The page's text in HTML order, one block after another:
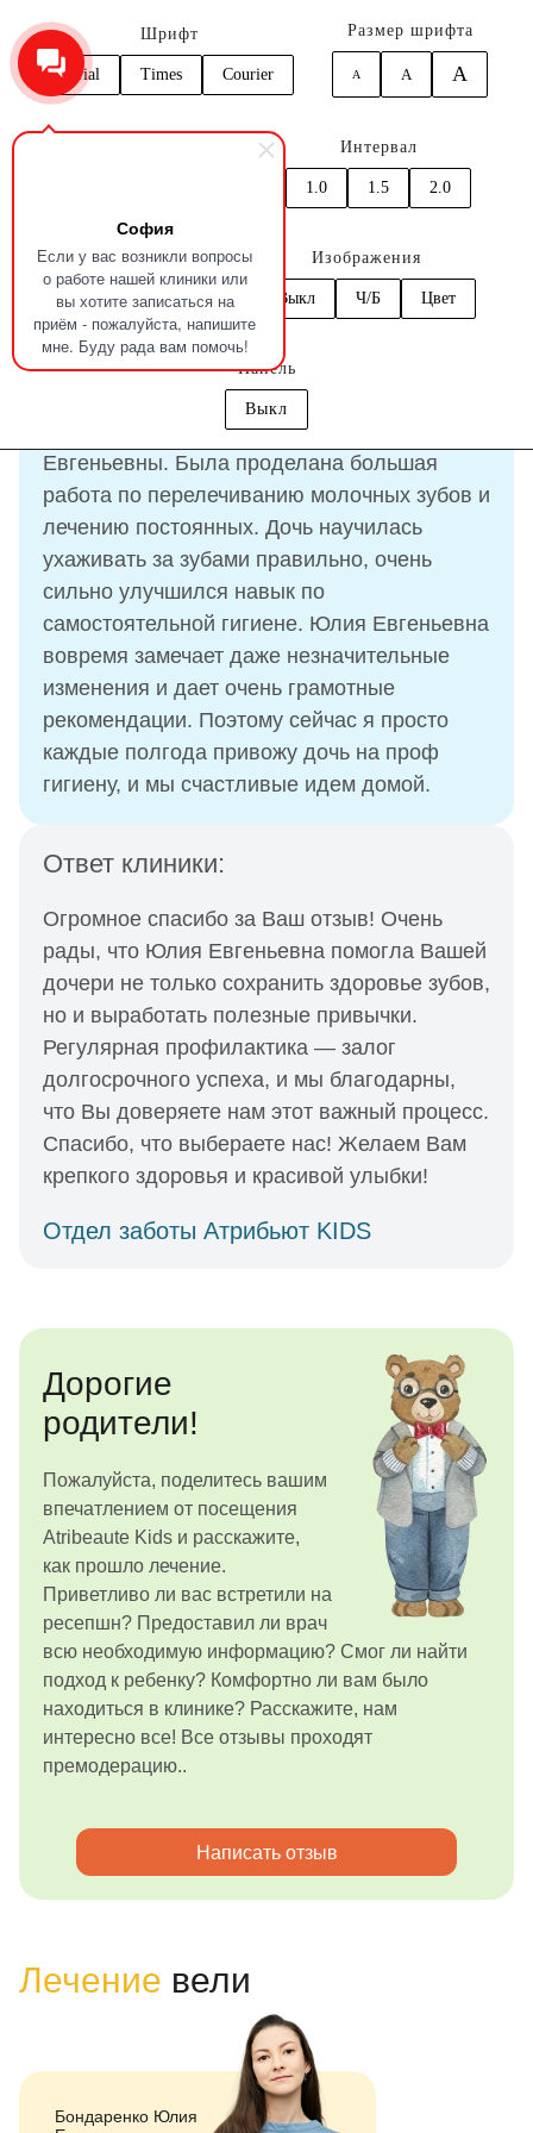
София
Если у вас возникли вопросы
о работе нашей клиники или
вы хотите записаться на
приём - пожалуйста, напишите
мне. Буду рада вам помочь!
Шрифт
Arial Times Courier
Размер шрифта
A A A
Интервал
1.0 1.5 2.0
Цвет
C C C C C
Изображения
Выкл Ч/Б Цвет
Панель
Выкл
Веселкина Елена
ОтзывВеселкина Елена
27.09.2025
Два года моя дочь наблюдается у Юлии
Евгеньевны. Была проделана большая
работа по перелечиванию молочных зубов и
лечению постоянных. Дочь научилась
ухаживать за зубами правильно, очень
сильно улучшился навык по
самостоятельной гигиене. Юлия Евгеньевна
вовремя замечает даже незначительные
изменения и дает очень грамотные
рекомендации. Поэтому сейчас я просто
каждые полгода привожу дочь на проф
гигиену, и мы счастливые идем домой.
Ответ клиники:
Огромное спасибо за Ваш отзыв! Очень
рады, что Юлия Евгеньевна помогла Вашей
дочери не только сохранить здоровье зубов,
но и выработать полезные привычки.
Регулярная профилактика — залог
долгосрочного успеха, и мы благодарны,
что Вы доверяете нам этот важный процесс.
Спасибо, что выбераете нас! Желаем Вам
крепкого здоровья и красивой улыбки!
Отдел заботы Атрибьют KIDS
Дорогие
родители!
Пожалуйста, поделитесь вашим
впечатлением от посещения
Atribeaute Kids и расскажите,
как прошло лечение.
Приветливо ли вас встретили на
ресепшн? Предоставил ли врач
всю необходимую информацию? Смог ли найти
подход к ребенку? Комфортно ли вам было
находиться в клинике? Расскажите, нам
интересно все! Все отзывы проходят
премодерацию..
Написать отзыв
Лечение вели
Бондаренко Юлия